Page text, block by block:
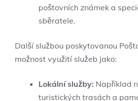
poštovních známek a
sběratele.
Další službou poskytovanou
možnost využití služeb jako:
Lokální služby: Například
turistických trasách a